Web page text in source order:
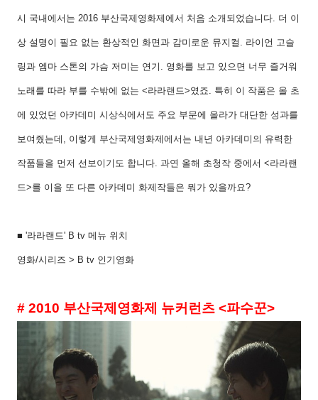
시 국내에서는 2016 부산국제영화제에서 처음 소개되었습니다 더 이
상 설명이 필요 없는 환상적인 화면과 감미로운 뮤지컬 라이언 고슬
링과 엠마 스톤의 가슴 저미는 연기 영화를 보고 있으면 너무 즐거워
노래를 따라 부를 수밖에 없는 <라라랜드>였죠 특히 이 작품은 올 초
에 있었던 아카데미 시상식에서도 주요 부문에 올라가 대단한 성과를
보여줬는데 이렇게 부산국제영화제에서는 내년 아카데미의 유력한
작품들을 먼저 선보이기도 합니다 과연 올해 초청작 중에서 <라라랜
드>를 이을 또 다른 아카데미 화제작들은 뭐가 있을까요?
■ '라라랜드' B tv 메뉴 위치
영화/시리즈 > B tv 인기영화
# 2010 부산국제영화제 뉴커런츠 <파수꾼>